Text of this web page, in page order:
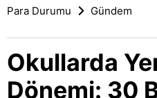
Para Durumu Gündem
Okullarda
Dönemi: 30